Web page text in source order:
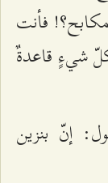
فأنت
شيءٍ قاعدةٌ
إنّ بنزين